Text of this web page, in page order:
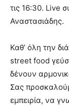
τις 16:30. Live
Αναστασιάδης.
Καθ’ όλη την
street food
δένουν
Σας
εμπειρία, να